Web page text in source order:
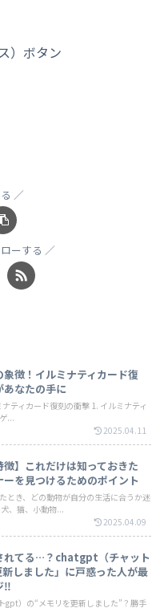
）ボタン
ーする
徴！イルミナティカード復
なたの手に
ティカード復刻の衝撃 1. イルミナティ
...
2025.04.11
徴】これだけは知っておきた
を見つけるためのポイント
とき、どの動物が自分の生活に合うか迷
、猫、小動物...
2025.04.09
れてる…？chatgpt（チャット
しました」に戸惑った人が最
‼️
gpt）の“メモリを更新しました”？勝手